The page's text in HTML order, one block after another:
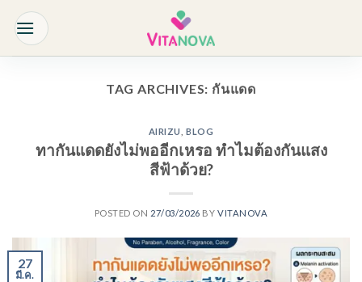
content
TAG ARCHIVES: กันแดด
AIRIZU ,BLOG
ทากันแดดยังไม่พออีกเหรอ ทำไมต้องกันแสง
สีฟ้าด้วย?
POSTED ON 27/03/2026 BY VITANOVA
27
มี.ค.